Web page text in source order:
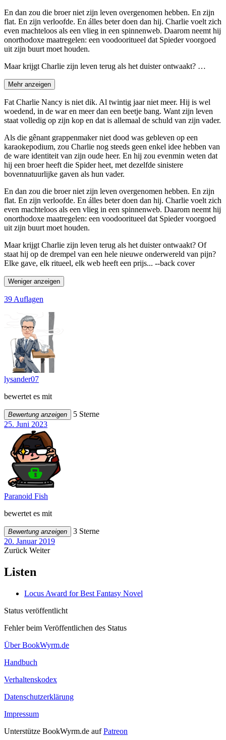
En dan zou die broer niet zijn leven overgenomen hebben. En zijn
flat. En zijn verloofde. En álles beter doen dan hij. Charlie voelt zich
even machteloos als een vlieg in een spinnenweb. Daarom neemt hij
onorthodoxe maatregelen: een voodooritueel dat Spieder voorgoed
uit zijn buurt moet houden.
Maar krijgt Charlie zijn leven terug als het duister ontwaakt? …
Mehr anzeigen
Fat Charlie Nancy is niet dik. Al twintig jaar niet meer. Hij is wel
woedend, in de war en meer dan een beetje bang. Want zijn leven
staat volledig op zijn kop en dat is allemaal de schuld van zijn vader.
Als die gênant grappenmaker niet dood was gebleven op een
karaokepodium, zou Charlie nog steeds geen enkel idee hebben van
de ware identiteit van zijn oude heer. En hij zou evenmin weten dat
hij een broer heeft die Spider heet, met dezelfde sinistere
bovennatuurlijke gaven als hun vader.
En dan zou die broer niet zijn leven overgenomen hebben. En zijn
flat. En zijn verloofde. En álles beter doen dan hij. Charlie voelt zich
even machteloos als een vlieg in een spinnenweb. Daarom neemt hij
onorthodoxe maatregelen: een voodooritueel dat Spieder voorgoed
uit zijn buurt moet houden.
Maar krijgt Charlie zijn leven terug als het duister ontwaakt? Of
staat hij op de drempel van een hele nieuwe onderwereld van pijn?
Elke gave, elk ritueel, elk web heeft een prijs... --back cover
Weniger anzeigen
39 Auflagen
lysander07
bewertet es mit
Bewertung anzeigen
5 Sterne
25. Juni 2023
Paranoid Fish
bewertet es mit
Bewertung anzeigen
3 Sterne
20. Januar 2019
Zurück Weiter
Listen
Locus Award for Best Fantasy Novel
Status veröffentlicht
Fehler beim Veröffentlichen des Status
Über BookWyrm.de
Handbuch
Verhaltenskodex
Datenschutzerklärung
Impressum
Unterstütze BookWyrm.de aufPatreon